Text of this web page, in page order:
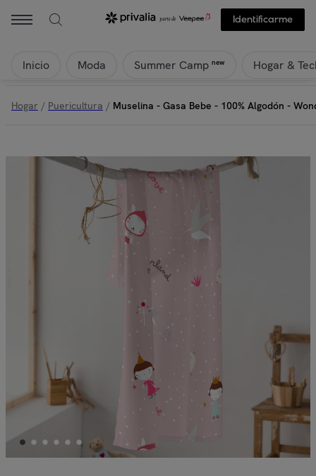
Identificarme
Inicio Moda Summer Camp new Hogar &
Hogar / Puericultura / Muselina - Gasa Bebe - 100% Algodón -